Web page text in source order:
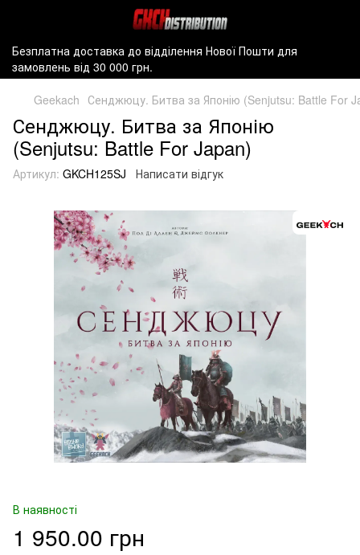
Безплатна доставка до відділення Нової Пошти для
замовлень від 30 000 грн.
Geekach Сенджюцу. Битва за Японію (Senjutsu: Battle For
Сенджюцу. Битва за Японію
(Senjutsu: Battle For Japan)
Артикул: GKCH125SJ Написати відгук
В наявності
1 950.00 грн